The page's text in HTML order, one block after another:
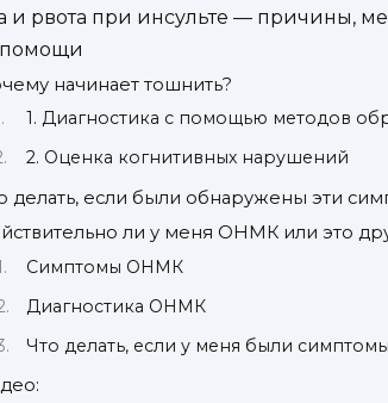
и рвота при инсульте — причины,
начинает тошнить?
1. Диагностика с помощью методов
2. Оценка когнитивных нарушений
делать, если были обнаружены эти
ли у меня ОНМК или это
Симптомы ОНМК
Диагностика ОНМК
Что делать, если у меня были